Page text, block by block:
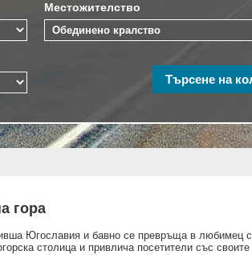
Местожителство
гора
Югославия и бавно се превръща в любимец с
столица и привлича посетители със своите